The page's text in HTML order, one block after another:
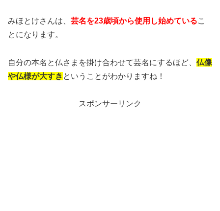
みほとけさんは、 芸名を23歳頃から使用し始めているこ
とになります。
自分の本名と仏さまを掛け合わせて芸名にするほど、 仏像
や仏様が大すき ということがわかりますね！
スポンサーリンク